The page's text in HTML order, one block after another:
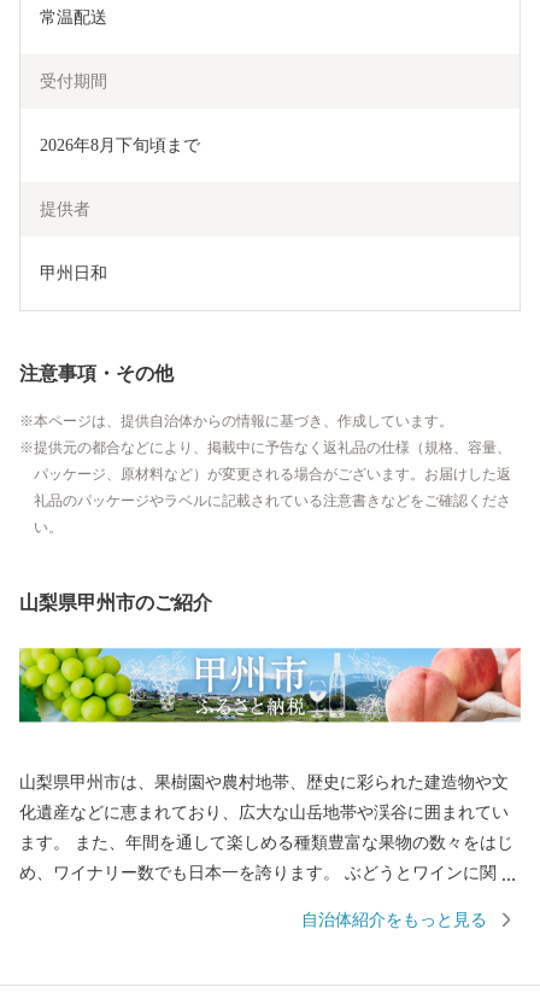
常温配送
受付期間
2026年8月下旬頃まで
提供者
甲州日和
注意事項・その他
本ページは、提供自治体からの情報に基づき、作成しています。
提供元の都合などにより、掲載中に予告なく返礼品の仕様（規格、容量、
パッケージ、原材料など）が変更される場合がございます。お届けした返
礼品のパッケージやラベルに記載されている注意書きなどをご確認くださ
い。
山梨県甲州市のご紹介
山梨県甲州市は、果樹園や農村地帯、歴史に彩られた建造物や文
化遺産などに恵まれており、広大な山岳地帯や渓谷に囲まれてい
ます。 また、年間を通して楽しめる種類豊富な果物の数々をはじ
め、ワイナリー数でも日本一を誇ります。 ぶどうとワインに関し
20歳未満の飲酒は法律で禁止されています。
自治体紹介をもっと見る